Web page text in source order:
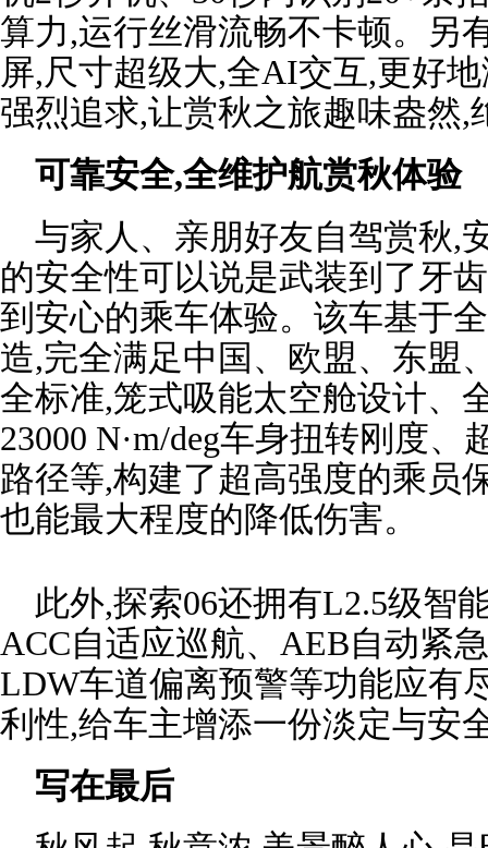
算力,运行丝滑流畅不卡顿。另
屏,尺寸超级大,全AI交互,更好
强烈追求,让赏秋之旅趣味盎然,
可靠安全,全维护航赏秋体验
与家人、亲朋好友自驾赏秋,
的安全性可以说是武装到了牙
到安心的乘车体验。该车基于
造,完全满足中国、欧盟、东盟
全标准,笼式吸能太空舱设计、
23000 N·m/deg车身扭转刚度
路径等,构建了超高强度的乘员
也能最大程度的降低伤害。
此外,探索06还拥有L2.5级智
ACC自适应巡航、AEB自动紧
LDW车道偏离预警等功能应有
利性,给车主增添一份淡定与安
写在最后